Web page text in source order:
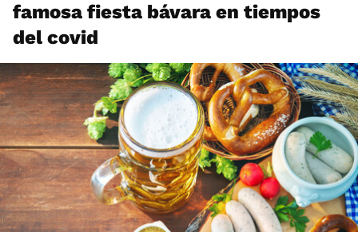
famosa fiesta bávara en tiempos
del covid